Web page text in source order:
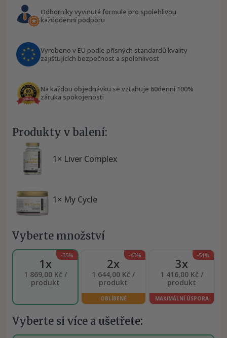
Odborníky vyvinutá formule pro spolehlivou
každodenní podporu
Vyrobeno v EU podle přísných standardů kvality
zajišťujících bezpečnost a spolehlivost
Na každou objednávku se vztahuje 60denní 100%
záruka spokojenosti
Produkty v balení:
1× Liver Complex
1× My Cycle
Vyberte množství
-35%
1x
1 869,00 Kč /
produkt
-43%
2x
1 644,00 Kč /
produkt
OBLÍBENÉ
-51%
3x
1 416,00 Kč /
produkt
MAXIMÁLNÍ ÚSPORA
Vyberte si více a ušetřete: